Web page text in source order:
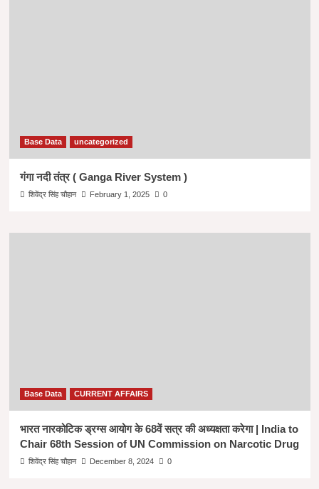
Base Data uncategorized
गंगा नदी तंत्र ( Ganga River System )
शिवेंद्र सिंह चौहान February 1, 2025 0
Base Data CURRENT AFFAIRS
भारत नारकोटिक ड्रग्स आयोग के 68वें सत्र की अध्यक्षता करेगा | India to
Chair 68th Session of UN Commission on Narcotic Drug
शिवेंद्र सिंह चौहान December 8, 2024 0